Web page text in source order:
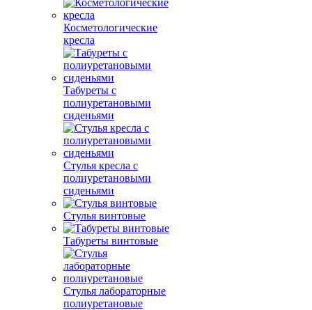
Косметологические
кресла
Табуреты с
полиуретановыми
сиденьями
Стулья кресла с
полиуретановыми
сиденьями
Стулья винтовые
Табуреты винтовые
Стулья лабораторные
полиуретановые